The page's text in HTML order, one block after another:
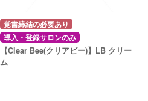
覚書締結の必要あり
導入・登録サロンのみ
【Clear Bee(クリアビー)】LB クリー
ム